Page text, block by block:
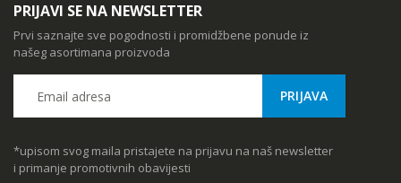
PRIJAVI SE NA NEWSLETTER
Prvi saznajte sve pogodnosti i promidžbene ponude iz
našeg asortimana proizvoda
*upisom svog maila pristajete na prijavu na naš newsletter
i primanje promotivnih obavijesti